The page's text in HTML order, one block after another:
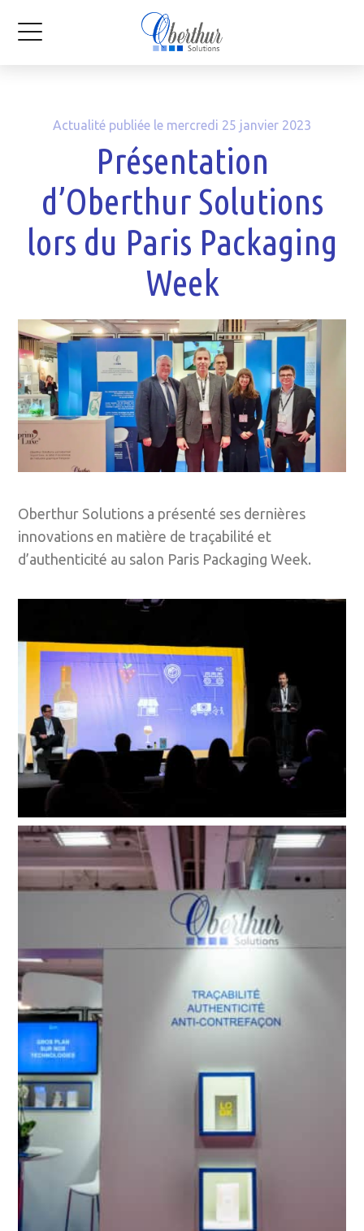
Actualité publiée le mercredi 25 janvier 2023
Présentation
d’Oberthur Solutions
lors du Paris Packaging
Week
Oberthur Solutions a présenté ses dernières
innovations en matière de traçabilité et
d’authenticité au salon Paris Packaging Week.